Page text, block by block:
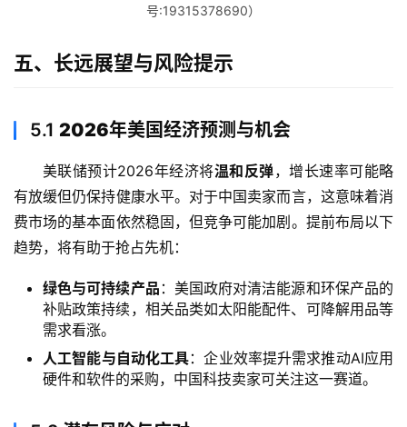
号:19315378690）
五、长远展望与风险提示
5.1 2026年美国经济预测与机会
美联储预计2026年经济将温和反弹，增长速率可能略
有放缓但仍保持健康水平。对于中国卖家而言，这意味着消
费市场的基本面依然稳固，但竞争可能加剧。提前布局以下
趋势，将有助于抢占先机：
绿色与可持续产品 ：美国政府对清洁能源和环保产品的
补贴政策持续，相关品类如太阳能配件、可降解用品等
需求看涨。
人工智能与自动化工具：企业效率提升需求推动AI应用
硬件和软件的采购，中国科技卖家可关注这一赛道。